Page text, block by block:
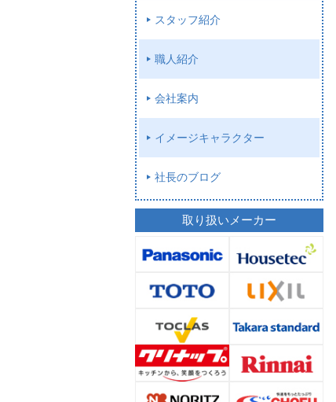
スタッフ紹介
職人紹介
会社案内
イメージキャラクター
社長のブログ
取り扱いメーカー